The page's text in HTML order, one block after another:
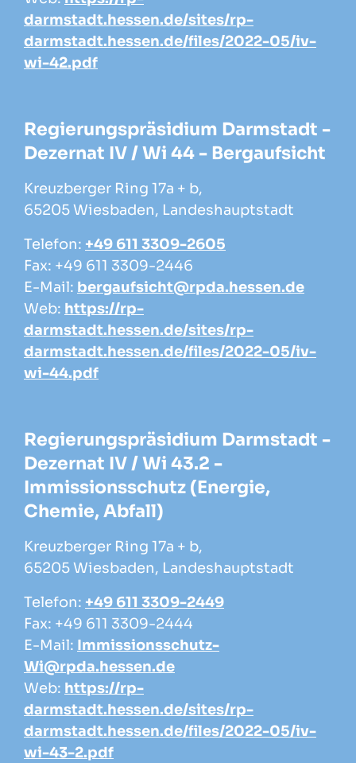
darmstadt.hessen.de/sites/rp-
darmstadt.hessen.de/files/2022-05/iv-
wi-42.pdf
Regierungspräsidium Darmstadt -
Dezernat IV / Wi 44 - Bergaufsicht
Kreuzberger Ring 17a + b,
65205 Wiesbaden, Landeshauptstadt
Telefon: +49 611 3309-2605
Fax: +49 611 3309-2446
E-Mail: bergaufsicht@rpda.hessen.de
Web: https://rp-
darmstadt.hessen.de/sites/rp-
darmstadt.hessen.de/files/2022-05/iv-
wi-44.pdf
Regierungspräsidium Darmstadt -
Dezernat IV / Wi 43.2 -
Immissionsschutz (Energie,
Chemie, Abfall)
Kreuzberger Ring 17a + b,
65205 Wiesbaden, Landeshauptstadt
Telefon: +49 611 3309-2449
Fax: +49 611 3309-2444
E-Mail: Immissionsschutz-
Wi@rpda.hessen.de
Web: https://rp-
darmstadt.hessen.de/sites/rp-
darmstadt.hessen.de/files/2022-05/iv-
wi-43-2.pdf